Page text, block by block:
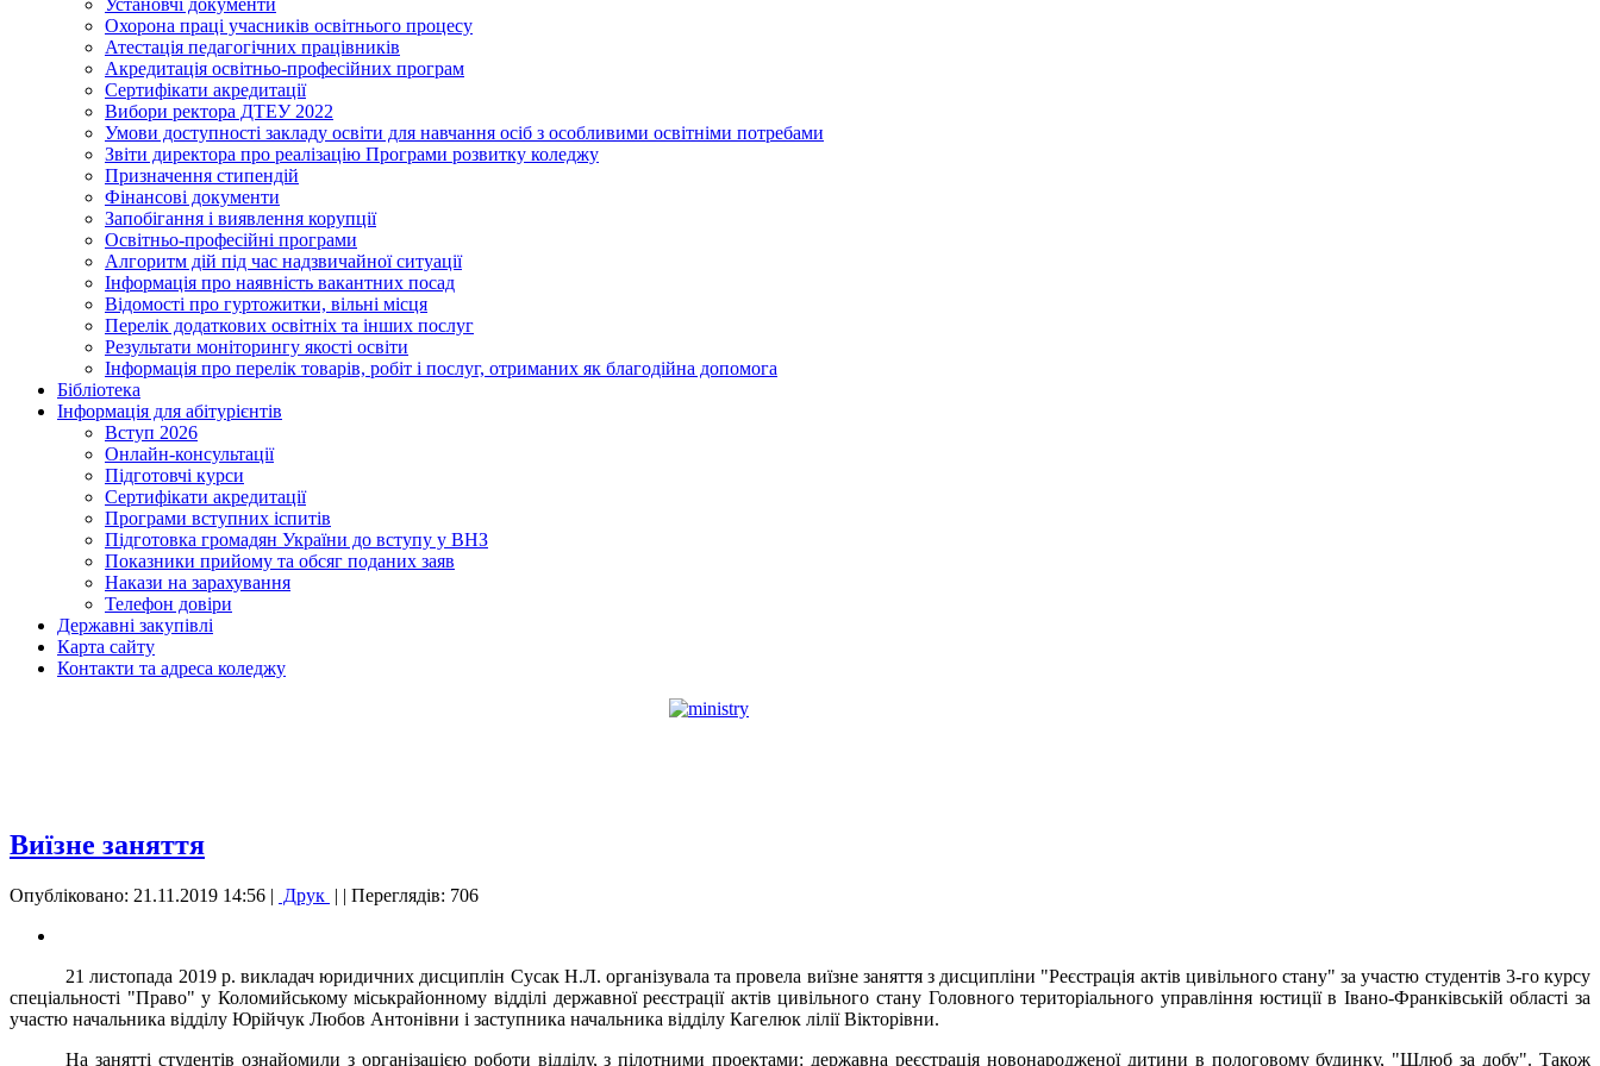
Установчі документи
Охорона праці учасників освітнього процесу
Атестація педагогічних працівників
Акредитація освітньо-професійних програм
Сертифікати акредитації
Вибори ректора ДТЕУ 2022
Умови доступності закладу освіти для навчання осіб з особливими освітніми потребами
Звіти директора про реалізацію Програми розвитку коледжу
Призначення стипендій
Фінансові документи
Запобігання і виявлення корупції
Освітньо-професійні програми
Алгоритм дій під час надзвичайної ситуації
Інформація про наявність вакантних посад
Відомості про гуртожитки, вільні місця
Перелік додаткових освітніх та інших послуг
Результати моніторингу якості освіти
Інформація про перелік товарів, робіт і послуг, отриманих як благодійна допомога
Бібліотека
Інформація для абітурієнтів
Вступ 2026
Онлайн-консультації
Підготовчі курси
Сертифікати акредитації
Програми вступних іспитів
Підготовка громадян України до вступу у ВНЗ
Показники прийому та обсяг поданих заяв
Накази на зарахування
Телефон довіри
Державні закупівлі
Карта сайту
Контакти та адреса коледжу
Виїзне заняття
Опубліковано: 21.11.2019 14:56 | Друк | | Переглядів: 706
21 листопада 2019 р. викладач юридичних дисциплін Сусак Н.Л. організувала та провела виїзне заняття з дисципліни "Реєстрація актів цивільного стану" за участю студентів 3-го курсу
спеціальності "Право" у Коломийському міськрайонному відділі державної реєстрації актів цивільного стану Головного територіального управління юстиції в Івано-Франківській області за
участю начальника відділу Юрійчук Любов Антонівни і заступника начальника відділу Кагелюк лілії Вікторівни.
На занятті студентів ознайомили з організацією роботи відділу, з пілотними проектами: державна реєстрація новонародженої дитини в пологовому будинку, "Шлюб за добу". Також